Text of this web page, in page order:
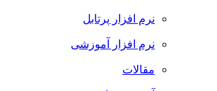
نرم افزار پرتابل
نرم افزار آموزشی
مقالات